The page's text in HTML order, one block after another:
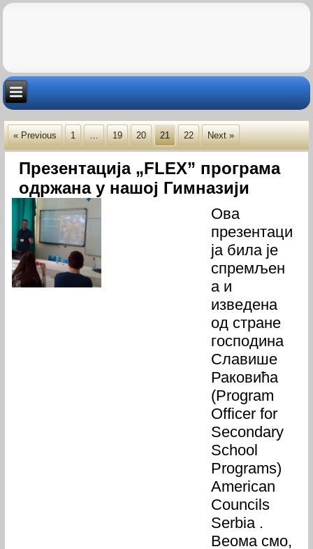
« Previous 1 … 19 20 21 22 Next »
Презентација „FLEX” програма
одржана у нашој Гимназији
Ова
презентаци
ја била је
спремљен
а и
изведена
од стране
господина
Славише
Раковића
(Program
Officer for
Secondary
School
Programs)
American
Councils
Serbia .
Веома смо,